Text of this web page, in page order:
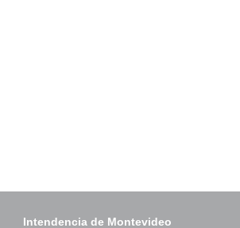
Intendencia de Montevideo